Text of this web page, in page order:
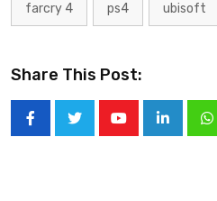
farcry 4 ps4 ubisoft
Share This Post: